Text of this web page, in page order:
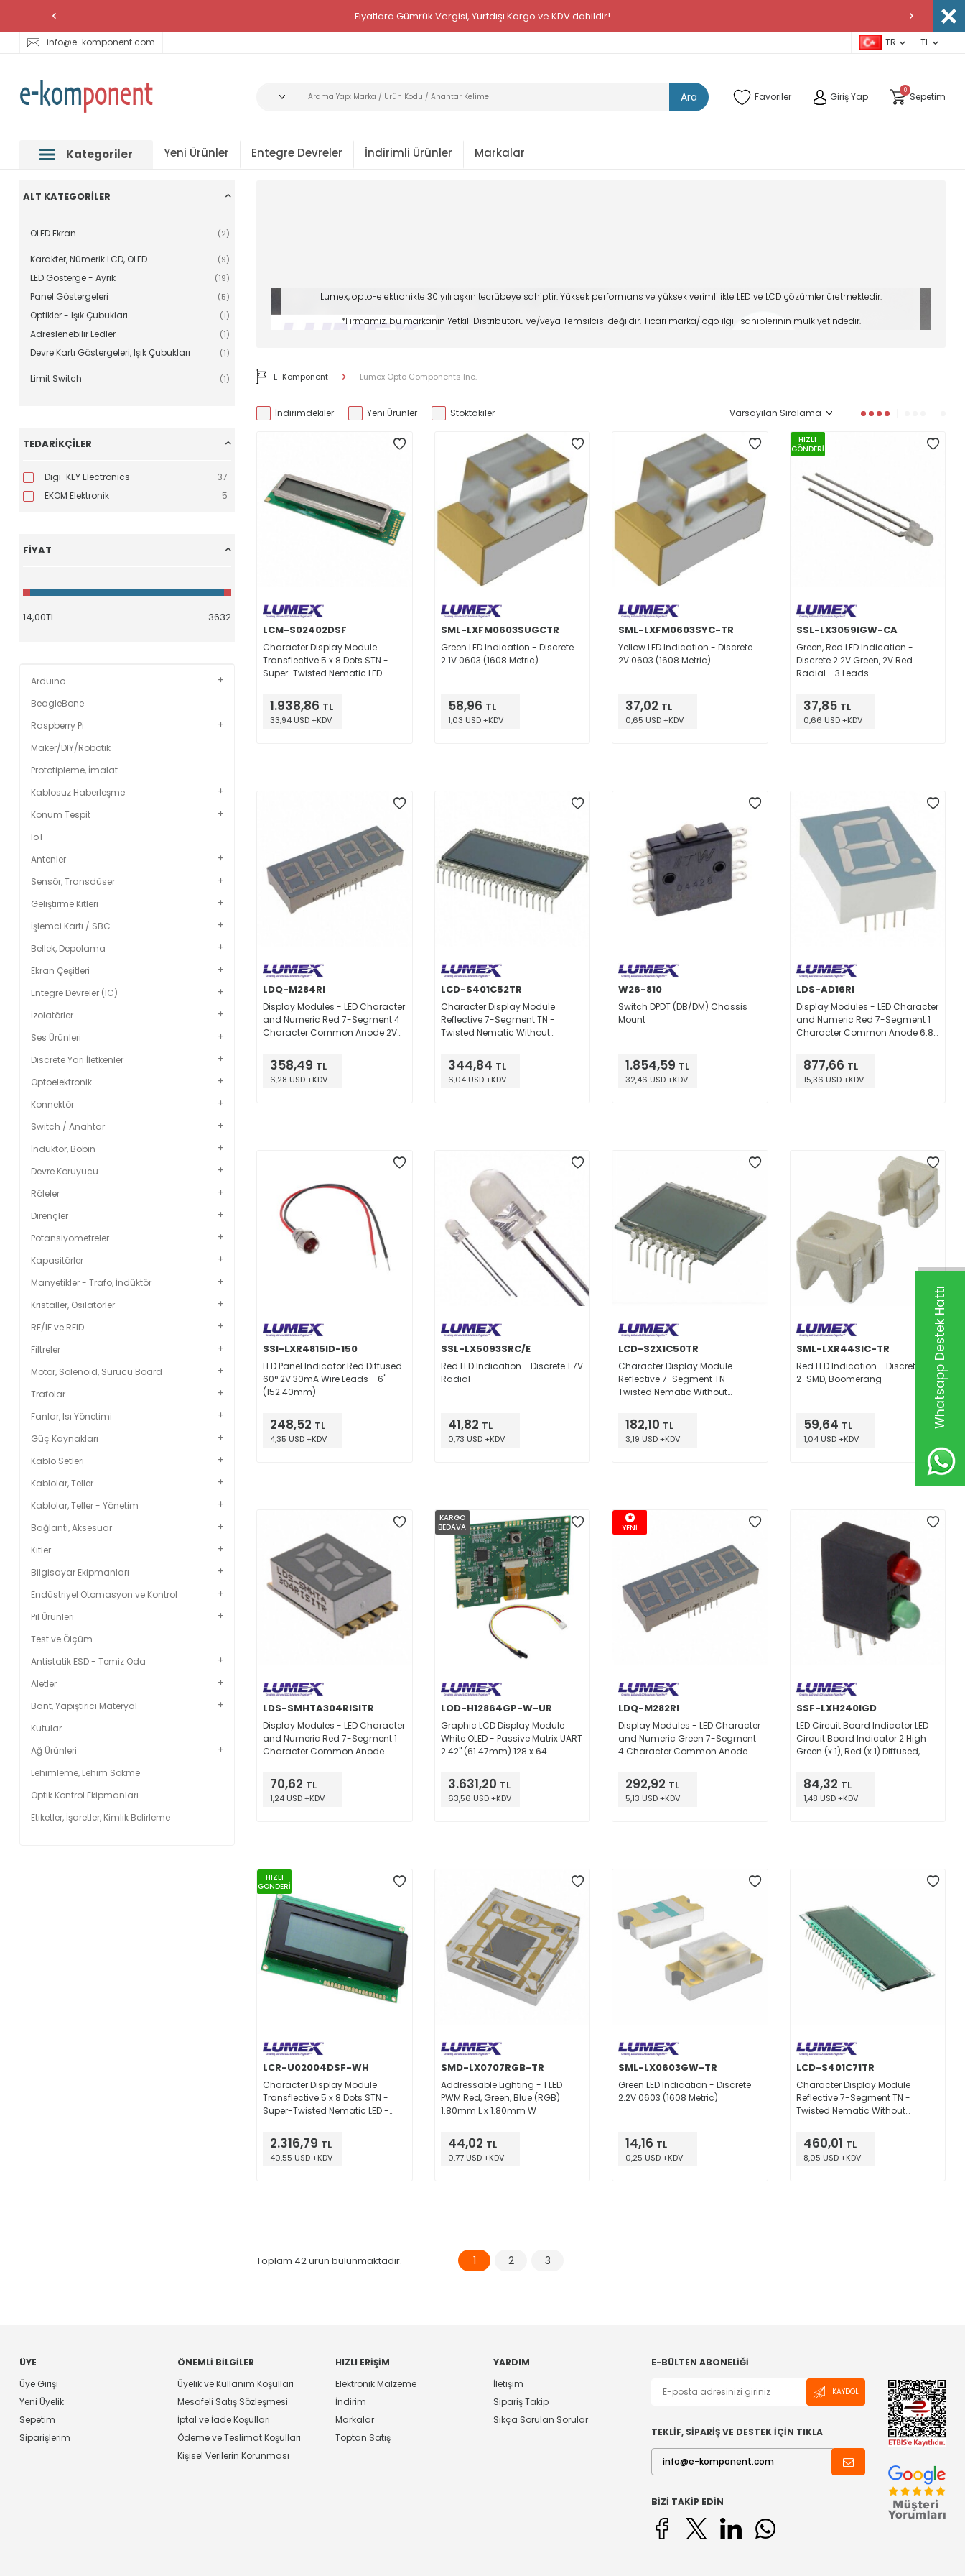
Whatsapp Destek Hattı
Fiyatlara Gümrük Vergisi, Yurtdışı Kargo ve KDV dahildir!
info@e-komponent.com TR TL
Ara Favoriler Giriş Yap
0
Sepetim
Kategoriler Yeni Ürünler Entegre Devreler İndirimli Ürünler Markalar
ALT KATEGORILER
OLED Ekran (2)
Karakter, Nümerik LCD, OLED (9)
LED Gösterge - Ayrık (19)
Panel Göstergeleri (5)
Optikler - Işık Çubukları (1)
Adreslenebilir Ledler (1)
Devre Kartı Göstergeleri, Işık Çubukları (1)
Limit Switch (1)
TEDARIKÇILER
Digi-KEY Electronics
37
EKOM Elektronik
5
FIYAT
Arduino
BeagleBone
Raspberry Pi
Maker/DIY/Robotik
Prototipleme, İmalat
Kablosuz Haberleşme
Konum Tespit
IoT
Antenler
Sensör, Transdüser
Geliştirme Kitleri
İşlemci Kartı / SBC
Bellek, Depolama
Ekran Çeşitleri
Entegre Devreler (IC)
İzolatörler
Ses Ürünleri
Discrete Yarı İletkenler
Optoelektronik
Konnektör
Switch / Anahtar
İndüktör, Bobin
Devre Koruyucu
Röleler
Dirençler
Potansiyometreler
Kapasitörler
Manyetikler - Trafo, İndüktör
Kristaller, Osilatörler
RF/IF ve RFID
Filtreler
Motor, Solenoid, Sürücü Board
Trafolar
Fanlar, Isı Yönetimi
Güç Kaynakları
Kablo Setleri
Kablolar, Teller
Kablolar, Teller - Yönetim
Bağlantı, Aksesuar
Kitler
Bilgisayar Ekipmanları
Endüstriyel Otomasyon ve Kontrol
Pil Ürünleri
Test ve Ölçüm
Antistatik ESD - Temiz Oda
Aletler
Bant, Yapıştırıcı Materyal
Kutular
Ağ Ürünleri
Lehimleme, Lehim Sökme
Optik Kontrol Ekipmanları
Etiketler, İşaretler, Kimlik Belirleme
Lumex, opto-elektronikte 30 yılı aşkın tecrübeye sahiptir. Yüksek performans ve yüksek verimlilikte LED ve LCD çözümler üretmektedir.
*Firmamız, bu markanın Yetkili Distribütörü ve/veya Temsilcisi değildir. Ticari marka/logo ilgili sahiplerinin mülkiyetindedir.
E-Komponent Lumex Opto Components Inc.
İndirimdekiler Yeni Ürünler Stoktakiler
LCM-S02402DSF
Character Display Module
Transflective 5 x 8 Dots STN -
Super-Twisted Nematic LED -
x 36.00mm x 12.70mm
1.938,86 TL
33,94 USD +KDV
SML-LXFM0603SUGCTR
Green LED Indication - Discrete
2.1V 0603 (1608 Metric)
58,96 TL
1,03 USD +KDV
SML-LXFM0603SYC-TR
Yellow LED Indication - Discrete
2V 0603 (1608 Metric)
37,02 TL
0,65 USD +KDV
HIZLI
GÖNDERİ
SSL-LX3059IGW-CA
Green, Red LED Indication -
Discrete 2.2V Green, 2V Red
Radial - 3 Leads
37,85 TL
0,66 USD +KDV
LDQ-M284RI
Display Modules - LED Character
and Numeric Red 7-Segment 4
Character Common Anode 2V
D (10.20mm x 32.20mm x
5.80mm) 12-DIP (0.300",
7.62mm)
358,49 TL
6,28 USD +KDV
LCD-S401C52TR
Character Display Module
Reflective 7-Segment TN -
Twisted Nematic Without
x 2.80mm
344,84 TL
6,04 USD +KDV
W26-810
Switch DPDT (DB/DM) Chassis
Mount
1.854,59 TL
32,46 USD +KDV
LDS-AD16RI
Display Modules - LED Character
and Numeric Red 7-Segment 1
Character Common Anode 6.8V
D (70.00mm x 48.00mm x
12.00mm) 10-DIP (2.367",
60.10mm)
877,66 TL
15,36 USD +KDV
SSI-LXR4815ID-150
LED Panel Indicator Red Diffused
60° 2V 30mA Wire Leads - 6"
(152.40mm)
248,52 TL
4,35 USD +KDV
SSL-LX5093SRC/E
Red LED Indication - Discrete 1.7V
Radial
41,82 TL
0,73 USD +KDV
LCD-S2X1C50TR
Character Display Module
Reflective 7-Segment TN -
Twisted Nematic Without
2.80mm
182,10 TL
3,19 USD +KDV
SML-LXR44SIC-TR
Red LED Indication - Discrete 2V
2-SMD, Boomerang
59,64 TL
1,04 USD +KDV
LDS-SMHTA304RISITR
Display Modules - LED Character
and Numeric Red 7-Segment 1
Character Common Anode
0.154" D (10.00mm x 7.30mm x
3.90mm) 10-SMD, No Lead
70,62 TL
1,24 USD +KDV
KARGO
BEDAVA
LOD-H12864GP-W-UR
Graphic LCD Display Module
White OLED - Passive Matrix UART
2.42" (61.47mm) 128 x 64
3.631,20 TL
63,56 USD +KDV
YENİ
LDQ-M282RI
Display Modules - LED Character
and Numeric Green 7-Segment
4 Character Common Anode
0.228" D (10.20mm x 32.20mm x
5.80mm) 12-DIP (0.300",
7.62mm)
292,92 TL
5,13 USD +KDV
SSF-LXH240IGD
LED Circuit Board Indicator LED
Circuit Board Indicator 2 High
Green (x 1), Red (x 1) Diffused,
Green, 30mA Red Round with
Domed Top 3mm, T-1
84,32 TL
1,48 USD +KDV
HIZLI
GÖNDERİ
LCR-U02004DSF-WH
Character Display Module
Transflective 5 x 8 Dots STN -
Super-Twisted Nematic LED -
60.00mm x 11.60mm
2.316,79 TL
40,55 USD +KDV
SMD-LX0707RGB-TR
Addressable Lighting - 1 LED
PWM Red, Green, Blue (RGB)
1.80mm L x 1.80mm W
44,02 TL
0,77 USD +KDV
SML-LX0603GW-TR
Green LED Indication - Discrete
2.2V 0603 (1608 Metric)
14,16 TL
0,25 USD +KDV
LCD-S401C71TR
Character Display Module
Reflective 7-Segment TN -
Twisted Nematic Without
2.80mm
460,01 TL
8,05 USD +KDV
Toplam 42ürün bulunmaktadır. 1 2 3
ÜYE
Üye Girişi
Yeni Üyelik
Sepetim
Siparişlerim
ÖNEMLI BILGILER
Üyelik ve Kullanım Koşulları
Mesafeli Satış Sözleşmesi
İptal ve İade Koşulları
Ödeme ve Teslimat Koşulları
Kişisel Verilerin Korunması
HIZLI ERIŞIM
Elektronik Malzeme
İndirim
Markalar
Toptan Satış
YARDIM
İletişim
Sipariş Takip
Sıkça Sorulan Sorular
E-BÜLTEN ABONELIĞI
KAYDOL
TEKLİF, SİPARİŞ VE DESTEK İÇİN TIKLA
BIZI TAKIP EDIN